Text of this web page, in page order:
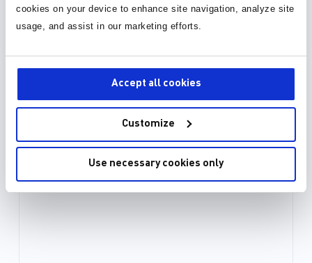
cookies on your device to enhance site navigation, analyze site
usage, and assist in our marketing efforts.
Accept all cookies
Customize
Use necessary cookies only